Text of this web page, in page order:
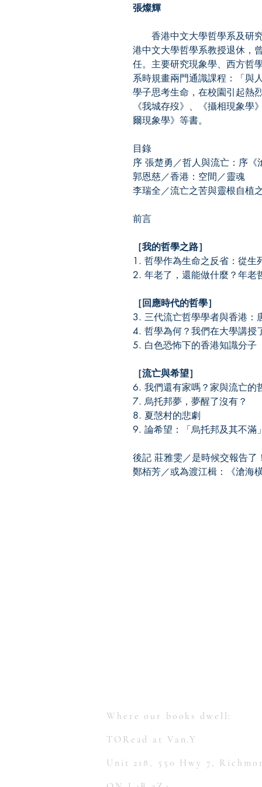
張燦輝
香港中文大學哲學系及研究
港中文大學哲學系教授退休，
任。主要研究現象學、西方哲
系時規畫兩門通識課程：「與
學子思考生命，在校園引起熱
《我城存歿》、《攝相現象
爾現象學》等書。
目錄
序 張楚勇／哲人與流亡：序《
郭恩慈／香港：空間／靈魂
李瑞全／流亡之苦與靈根自植
前言
［我的哲學之路］
1. 哲學作為生命之反省：從生
2. 年老了，還能做什麼？年老
［回應時代的哲學］
3. 三代流亡哲學學者與香港：
4. 哲學為何？我們在大學講授
5. 白色恐怖下的香港知識分子
［流亡與希望］
6. 我們還有家嗎？家與流亡的
7. 烏托邦夢，夢醒了沒有？
8. 夏愨村的悲劇
9. 論希望：「烏托邦及其不滿
後記 莊雅雯／是時候交報告了
鄭栢芳／或為渡江楫：《滄海
Where our books dwell:
TORead at Van.Y
Unit 218, 550 Hwy 7,